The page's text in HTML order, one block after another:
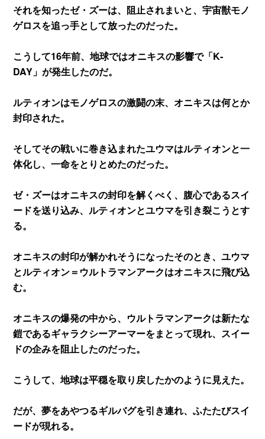
それを知ったゼ・ズーは、阻止されまいと、宇宙獣モノ
ゲロスを追っ手として放ったのだった。
こうして16年前、地球ではオニキスの影響で「K‐
DAY」が発生したのだ。
ルティオンはモノゲロスの激闘の末、オニキスは何とか
封印された。
そしてその戦いに巻き込まれたユウマはルティオンと一
体化し、一命をとりとめたのだった。
ゼ・ズーはオニキスの封印を解くべく、腹心であるスイ
ードを送り込み、ルティオンとユウマを引き裂こうとす
る。
オニキスの封印が解かれそうになったそのとき、ユウマ
とルティオン＝ウルトラマンアークはオニキスに飛び込
む。
オニキスの爆発の中から、ウルトラマンアークは新たな
鎧であるギャラクシーアーマーをまとって現れ、スイー
ドの企みを阻止したのだった。
こうして、地球は平穏を取り戻したかのように見えた。
だが、夢をあやつるギルバグを引き連れ、ふたたびスイ
ードが現れる。